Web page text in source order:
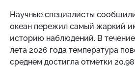
Научные специалисты
океан пережил самый жаркий
историю наблюдений. В
лета 2026 года температура
среднем достигла отметки